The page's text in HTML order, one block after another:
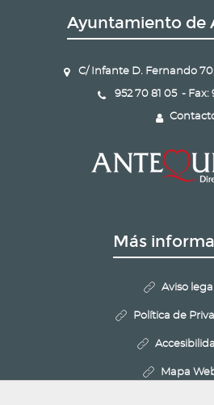
Ayuntamiento de
C/ Infante D. Fernando
952 70 81 05 - Fax:
Más
Aviso legal
Política de
Mapa